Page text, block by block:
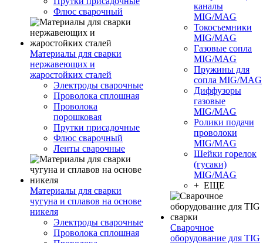
Флюс сварочный
Материалы для сварки
нержавеющих и
жаростойких сталей
Электроды сварочные
Проволока сплошная
Проволока
порошковая
Прутки присадочные
Флюс сварочный
Ленты сварочные
Материалы для сварки
чугуна и сплавов на основе
никеля
Электроды сварочные
Проволока сплошная
каналы
MIG/MAG
Токосъемники
MIG/MAG
Газовые сопла
MIG/MAG
Пружины для
сопла MIG/MAG
Диффузоры
газовые
MIG/MAG
Ролики подачи
проволоки
MIG/MAG
Шейки горелок
(гусаки)
MIG/MAG
+ ЕЩЕ
Сварочное
оборудование для TIG